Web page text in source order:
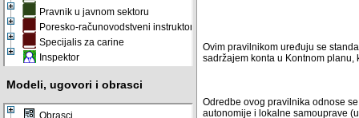
Pravnik u javnom sektoru
Poresko-računovodstveni instruktor
Specijalis za carine
Inspektor
Modeli, ugovori i obrasci
Obrasci
Ovim pravilnikom uređuju se
sadržajem konta u Kontnom
Odredbe ovog pravilnika odnose
autonomije i lokalne samouprave